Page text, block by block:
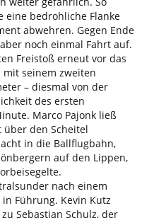
eine bedrohliche Flanke
abwehren. Gegen Ende
noch einmal Fahrt auf.
Freistoß erneut vor das
seinem zweiten
– diesmal von der
des ersten
Marco Pajonk ließ
über den Scheitel
in die Ballflugbahn,
auf den Lippen,
nach einem
Führung. Kevin Kutz
Sebastian Schulz, der